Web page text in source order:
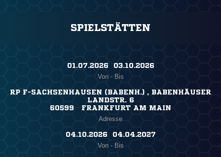
SPIELSTÄTTEN
01.07.2026 ​ 03.10.2026
Von - Bis
RP F-SACHSENHAUSEN (BABENH.) , BABENHÄUSER
LANDSTR. 6
60599 FRANKFURT AM MAIN
Adresse
04.10.2026 ​ 04.04.2027
Von - Bis